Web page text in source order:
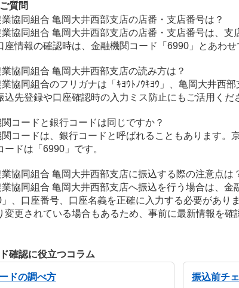
質問
協同組合 亀岡大井西部支店の店番・支店番号は？
協同組合 亀岡大井西部支店の店番・支店番号は、支
座情報の確認時は、金融機関コード「6990」とあわせ
協同組合 亀岡大井西部支店の読み方は？
協同組合のフリガナは「ｷﾖｳﾄﾉｳｷﾖｳ」、亀岡大井西
込先登録や口座確認時の入力ミス防止にもご活用くだ
コードと銀行コードは同じですか？
コードは、銀行コードと呼ばれることもあります。
ードは「6990」です。
協同組合 亀岡大井西部支店に振込する際の注意点は
協同組合 亀岡大井西部支店へ振込を行う場合は、金
」、口座番号、口座名義を正確に入力する必要があり
変更されている場合もあるため、事前に最新情報を確
確認に役立つコラム
ドの調べ方 振込前チ